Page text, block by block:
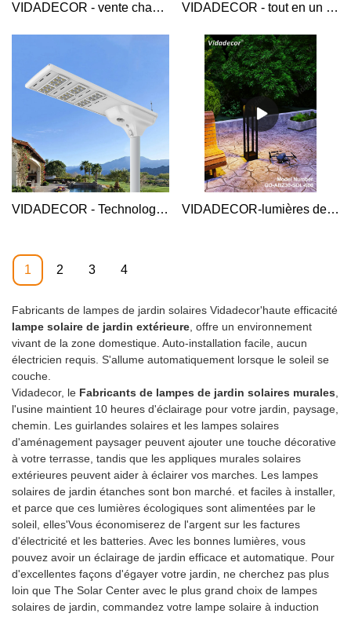
Fabricants de lampes de jardin solaires Vidadecor'haute efficacité
lampe solaire de jardin extérieure, offre un environnement
vivant de la zone domestique. Auto-installation facile, aucun
électricien requis. S'allume automatiquement lorsque le soleil se
couche.
Vidadecor, le Fabricants de lampes de jardin solaires murales,
l'usine maintient 10 heures d'éclairage pour votre jardin, paysage,
chemin. Les guirlandes solaires et les lampes solaires
d'aménagement paysager peuvent ajouter une touche décorative
à votre terrasse, tandis que les appliques murales solaires
extérieures peuvent aider à éclairer vos marches. Les lampes
solaires de jardin étanches sont bon marché. et faciles à installer,
et parce que ces lumières écologiques sont alimentées par le
soleil, elles'Vous économiserez de l'argent sur les factures
d'électricité et les batteries. Avec les bonnes lumières, vous
pouvez avoir un éclairage de jardin efficace et automatique. Pour
d'excellentes façons d'égayer votre jardin, ne cherchez pas plus
loin que The Solar Center avec le plus grand choix de lampes
solaires de jardin, commandez votre lampe solaire à induction
VIDADECOR - vente chaude 3m 3.5m 4m abs pc panneau monocristallin jardin 150watts tout en un lampadaire solaire ufo rond Lampadaire solaire VIDADECOR - tout en un 20 heures 400 led mppt boîtier en plastique ip65 route extérieure ufp lampadaire solaire 300w lampadaire solaire
VIDADECOR - Technologie double mppt tout en un capteur pir 12m 40w 50w 60w lampadaire solaire led intelligent lampadaire solaire VIDADECOR-lumières de pelouse extérieures étanches ip65 lumières de jardin LED parc communautaire Villa jardin lumières de pelouse solaires simples
1 2 3 4